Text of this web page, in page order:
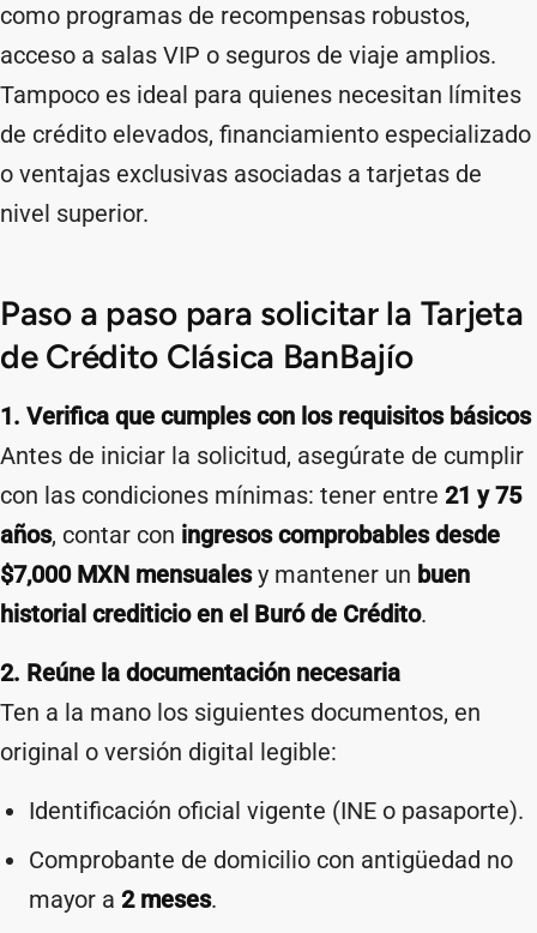
como programas de recompensas robustos,
acceso a salas VIP o seguros de viaje amplios.
Tampoco es ideal para quienes necesitan límites
de crédito elevados, financiamiento especializado
o ventajas exclusivas asociadas a tarjetas de
nivel superior.
Paso a paso para solicitar la Tarjeta
de Crédito Clásica BanBajío
1. Verifica que cumples con los requisitos básicos
Antes de iniciar la solicitud, asegúrate de cumplir
con las condiciones mínimas: tener entre 21 y 75
años, contar con ingresos comprobables desde
$7,000 MXN mensualesy mantener un buen
historial crediticio en el Buró de Crédito.
2. Reúne la documentación necesaria
Ten a la mano los siguientes documentos, en
original o versión digital legible:
Identificación oficial vigente (INE o pasaporte).
Comprobante de domicilio con antigüedad no
mayor a 2 meses.